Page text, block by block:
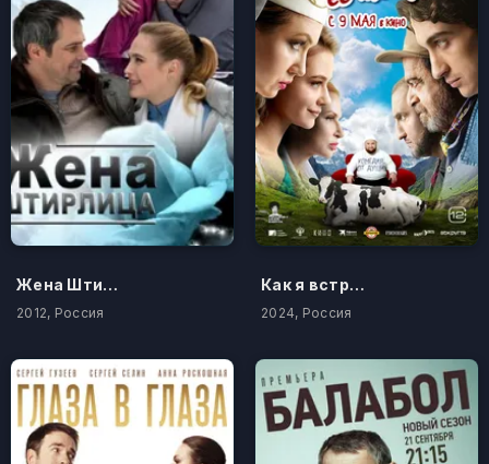
Жена Штирлица
2012, Россия
Как я встретил её маму
2024, Россия